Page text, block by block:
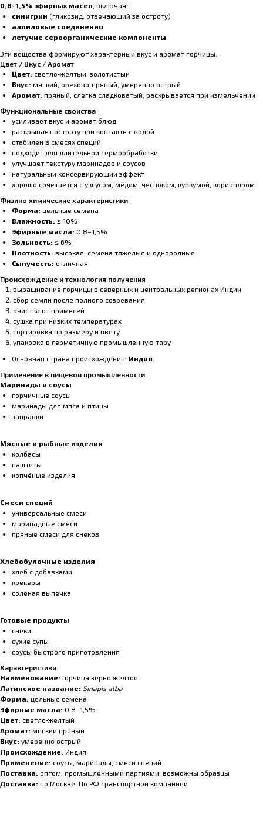
0,8–1,5% эфирных масел , включая:
синигрин (гликозид, отвечающий за остроту)
аллиловые соединения
летучие сероорганические компоненты
Эти вещества формируют характерный вкус и аромат горчицы.
Цвет / Вкус / Аромат
Цвет: светло‑жёлтый, золотистый
Вкус: мягкий, орехово‑пряный, умеренно острый
Аромат: пряный, слегка сладковатый, раскрывается при измельчении
Функциональные свойства
усиливает вкус и аромат блюд
раскрывает остроту при контакте с водой
стабилен в смесях специй
подходит для длительной термообработки
улучшает текстуру маринадов и соусов
натуральный консервирующий эффект
хорошо сочетается с уксусом, мёдом, чесноком, куркумой, кориандром
Физико химические характеристики
Форма: цельные семена
Влажность: ≤ 10%
Эфирные масла: 0,8–1,5%
Зольность: ≤ 6%
Плотность: высокая, семена тяжёлые и однородные
Сыпучесть: отличная
Происхождение и технология получения
выращивание горчицы в северных и центральных регионах Индии
сбор семян после полного созревания
очистка от примесей
сушка при низких температурах
сортировка по размеру и цвету
упаковка в герметичную промышленную тару
Основная страна происхождения: Индия
Применение в пищевой промышленности
Маринады и соусы
горчичные соусы
маринады для мяса и птицы
заправки
Мясные и рыбные изделия
колбасы
паштеты
копчёные изделия
Смеси специй
универсальные смеси
маринадные смеси
пряные смеси для снеков
Хлебобулочные изделия
хлеб с добавками
крекеры
солёная выпечка
Готовые продукты
снеки
сухие супы
соусы быстрого приготовления
Характеристики.
Наименование: Горчица зерно жёлтое
Латинское название: Sinapis alba
Форма: цельные семена
Эфирные масла: 0,8–1,5%
Цвет: светло‑жёлтый
Аромат: мягкий пряный
Вкус: умеренно острый
Происхождение: Индия
Применение: соусы, маринады, смеси специй
Поставка: оптом, промышленными партиями, возможны образцы
Доставка: по Москве. По РФ транспортной компанией